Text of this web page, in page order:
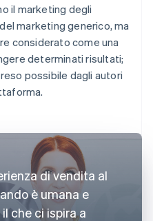
il marketing degli
marketing generico, ma
considerato come una
determinati risultati;
possibile dagli autori
di vendita al
è umana e
che ci ispira a